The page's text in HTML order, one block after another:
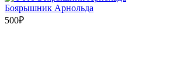
Боярышник Арнольда
500₽